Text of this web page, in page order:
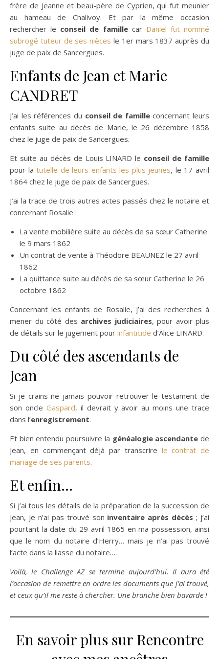
frère de Jeanne et beau-père de Cyprien, qui fut meunier
au hameau de Chalivoy. Et par la même occasion
rechercher le conseil de famillecar Daniel fut nommé
subrogé tuteur de ses nièces le 1er mars 1837 auprès du
juge de paix de Sancergues.
Enfants de Jean et Marie
CANDRET
J’ai les références du conseil de familleconcernant leurs
enfants suite au décès de Marie, le 26 décembre 1858
chez le juge de paix de Sancergues.
Et suite au décès de Louis LINARD le conseil de famille
pour latutelle de leurs enfants les plus jeunes, le 17 avril
1864 chez le juge de paix de Sancergues.
J’ai la trace de trois autres actes passés chez le notaire et
concernant Rosalie :
La vente mobilière suite au décès de sa sœur Catherine
le 9 mars 1862
Un contrat de vente à Théodore BEAUNEZ le 27 avril
1862
La quittance suite au décès de sa sœur Catherine le 26
octobre 1862
Concernant les enfants de Rosalie, j’ai des recherches à
mener du côté des archives judiciaires, pour avoir plus
de détails sur le jugement pour infanticide d’Alice LINARD.
Du côté des ascendants de
Jean
Si je crains ne jamais pouvoir retrouver le testament de
son oncle Gaspard, il devrait y avoir au moins une trace
dans l’enregistrement.
Et bien entendu poursuivre la généalogie ascendante de
Jean, en commençant déjà par transcrire le contrat de
mariage de ses parents.
Et enfin…
Si j’ai tous les détails de la préparation de la succession de
Jean, je n’ai pas trouvé son inventaire après décès ; j’ai
pourtant la date du 29 avril 1865 en ma possession, ainsi
que le nom du notaire d’Herry… mais je n’ai pas trouvé
l’acte dans la liasse du notaire….
Voilà, le Challenge AZ se termine aujourd’hui. Il aura été
l’occasion de remettre en ordre les documents que j’ai trouvé,
et ceux qu’il me reste à chercher. Une branche bien bavarde !
En savoir plus sur Rencontre